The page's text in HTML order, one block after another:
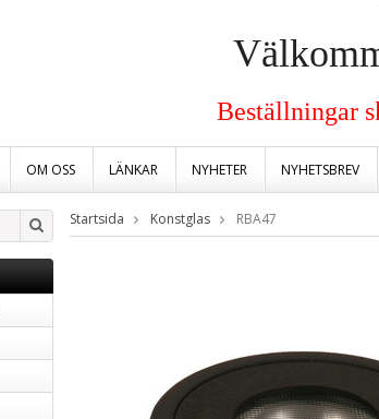
Beställningar
OM OSS LÄNKAR NYHETER NYHETSBREV
Startsida Konstglas RBA47